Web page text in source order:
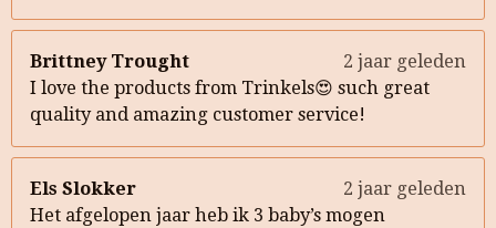
Brittney Trought
2 jaar geleden
I love the products from Trinkels😍 such great
quality and amazing customer service!
Els Slokker
2 jaar geleden
Het afgelopen jaar heb ik 3 baby’s mogen